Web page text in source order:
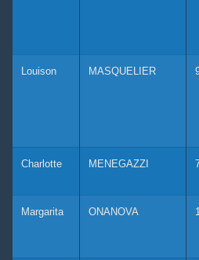
Louison MASQUELIER
Charlotte MENEGAZZI
Margarita ONANOVA